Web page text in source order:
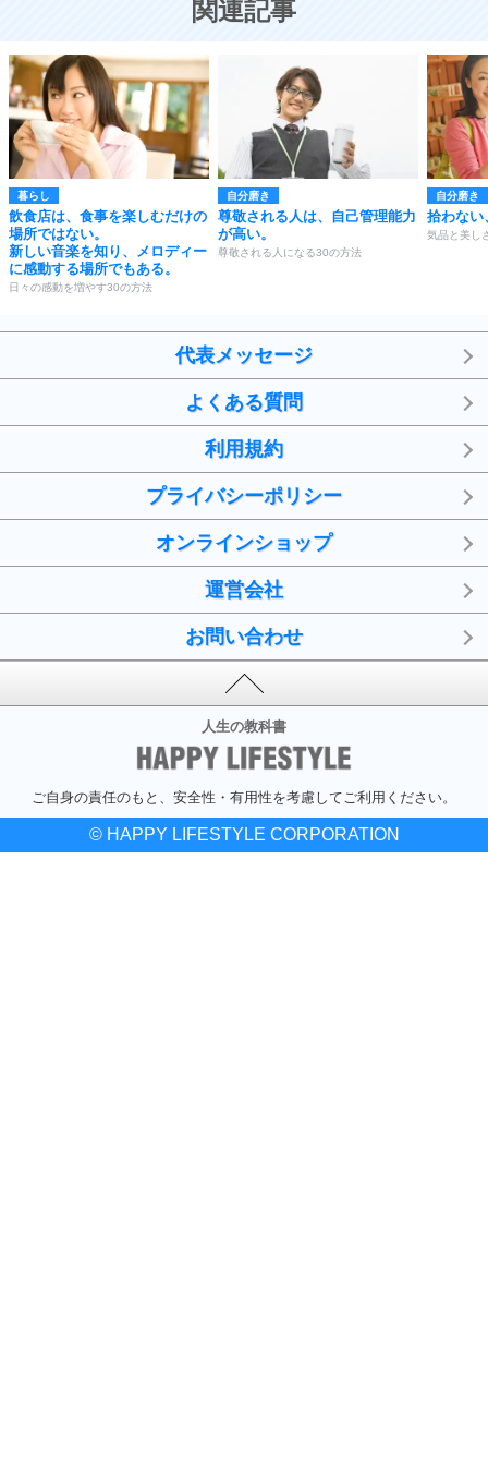
関連記事
暮らし
飲食店は、食事を楽しむだけの
場所ではない。
新しい音楽を知り、メロディー
に感動する場所でもある。
日々の感動を増やす30の方法
自分磨き
尊敬される人は、自己管理能力
が高い。
尊敬される人になる30の方法
自分磨き
拾わない
気品と美し
代表メッセージ
よくある質問
利用規約
プライバシーポリシー
オンラインショップ
運営会社
お問い合わせ
人生の教科書
ご自身の責任のもと、安全性・有用性を考慮してご利用ください。
© HAPPY LIFESTYLE CORPORATION